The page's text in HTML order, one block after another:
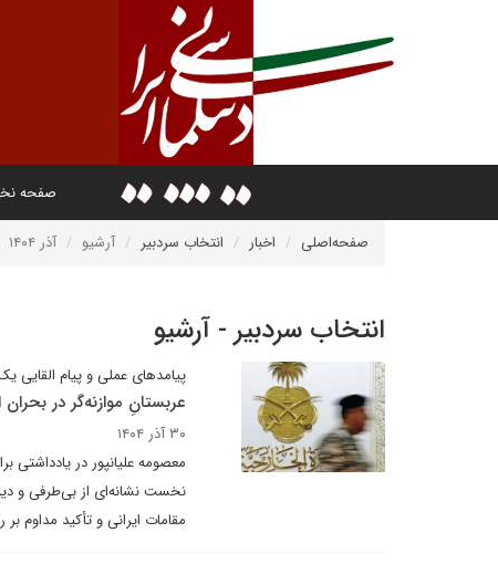
صفحه
صفحه‌اصلی اخبار انتخاب سردبیر آرشیو آذر ۱۴۰۴
انتخاب سردبیر - آرشیو
پیامدهای عملی و پیام
عربستانِ موازنه‌گر در بحران
۳۰ آذر ۱۴۰۴
معصومه علیانپور در یادداشتی
نخست نشانه‌ای از بی‌طرفی و
مقامات ایرانی و تأکید